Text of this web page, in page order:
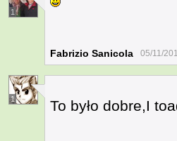
1
Fabrizio Sanicola 05/11/
1 To było dobre,I